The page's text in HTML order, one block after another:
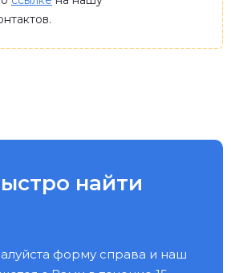
найти
форму справа и наш